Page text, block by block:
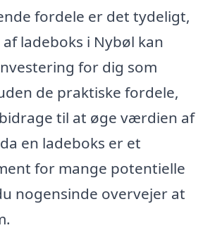
fordele er det tydeligt,
ladeboks i Nybøl kan
for dig som
de praktiske fordele,
til at øge værdien af
en ladeboks er et
for mange potentielle
nogensinde overvejer at